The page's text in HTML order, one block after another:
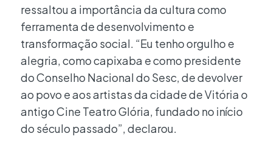
ressaltou a importância da cultura como
ferramenta de desenvolvimento e
transformação social. “Eu tenho orgulho e
alegria, como capixaba e como presidente
do Conselho Nacional do Sesc, de devolver
ao povo e aos artistas da cidade de Vitória o
antigo Cine Teatro Glória, fundado no início
do século passado”, declarou.